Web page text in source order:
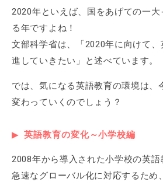
2020年といえば、国をあげての一
る年ですよね！
文部科学省は、「2020年に向けて
進していきたい」と述べています。
では、気になる英語教育の環境は、
変わっていくのでしょう？
英語教育の変化～小学校編
2008年から導入された小学校の英語
急速なグローバル化に対応するため